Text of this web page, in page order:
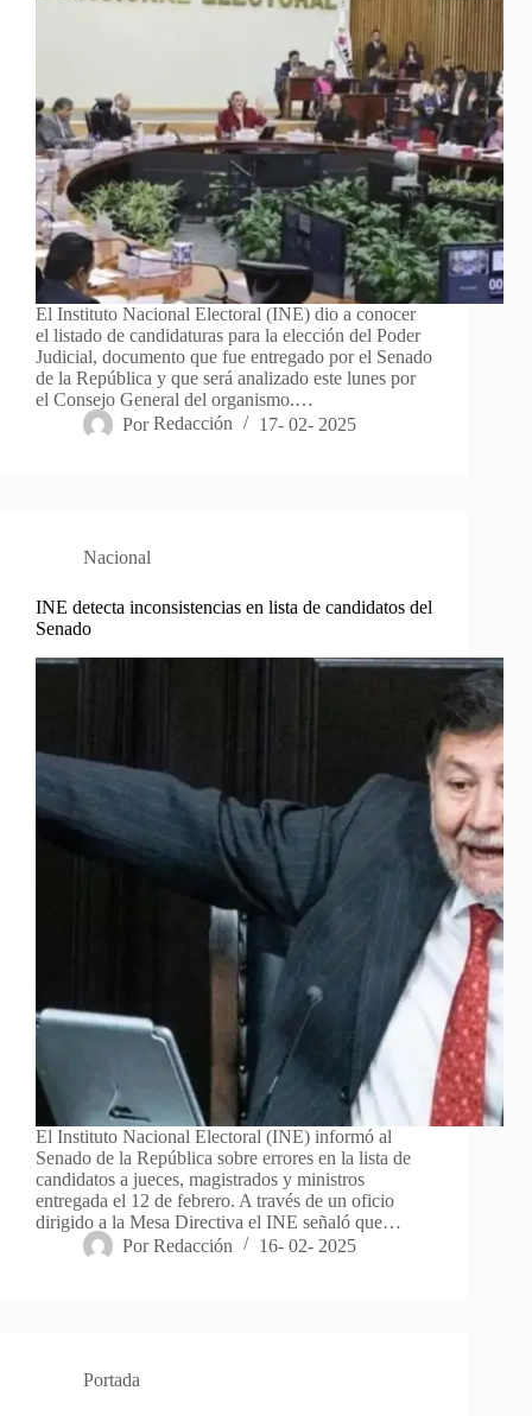
El Instituto Nacional Electoral (INE) dio a conocer
el listado de candidaturas para la elección del Poder
Judicial, documento que fue entregado por el Senado
de la República y que será analizado este lunes por
el Consejo General del organismo.…
Por Redacción 17- 02- 2025
Nacional
INE detecta inconsistencias en lista de candidatos del
Senado
El Instituto Nacional Electoral (INE) informó al
Senado de la República sobre errores en la lista de
candidatos a jueces, magistrados y ministros
entregada el 12 de febrero. A través de un oficio
dirigido a la Mesa Directiva el INE señaló que…
Por Redacción 16- 02- 2025
Portada